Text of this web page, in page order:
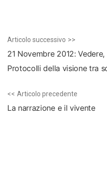
Navigazione
articoli
Articolo precedente
La narrazione e il vivente
Articolo successivo
21 Novembre 2012:
Protocolli della visione tra